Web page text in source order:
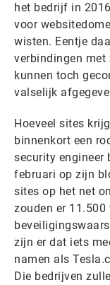
het bedrijf in
voor
wisten. Eentje
verbindingen
kunnen toch
valselijk
Hoeveel sites
binnenkort een
security engineer
februari op zijn
sites op het net
zouden er
zijn er dat iets
namen als
Die bedrijven